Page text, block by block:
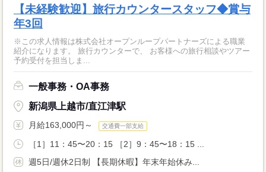
【未経験歓迎】旅行カウンタースタッフ◆賞与
年3回
※この求人情報は株式会社オープンループパートナーズによる職業
紹介になります。 旅行カウンターで、 お客様への旅行相談やツアー
予約受付を担当しま...
一般事務・OA事務
新潟県上越市/直江津駅
月給163,000円～ 交通費一部支給
［1］11：45〜20：15 ［2］9：45〜18：15 ...
週5日/週休2日制 【長期休暇】年末年始休み...